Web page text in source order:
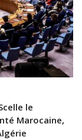
le
Marocaine,